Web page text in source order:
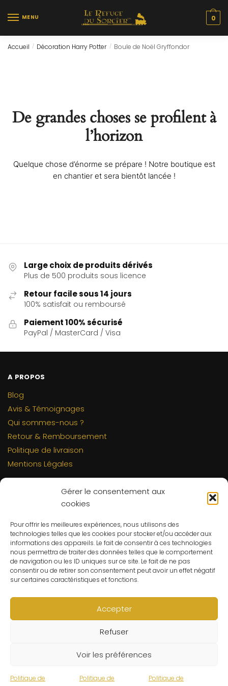
Gérer le consentement aux
cookies
Pour offrir les meilleures expériences, nous utilisons des
technologies telles que les cookies pour stocker et/ou accéder aux
informations des appareils. Le fait de consentir à ces technologies
nous permettra de traiter des données telles que le comportement
de navigation ou les ID uniques sur ce site. Le fait de ne pas
consentir ou de retirer son consentement peut avoir un effet négatif
sur certaines caractéristiques et fonctions.
Accepter
Refuser
Voir les préférences
Politique de Politique de Politique de
MENU 0
Accueil / Décoration Harry Potter / Boule de Noël Gryffondor
De grandes choses se profilent à
l’horizon
Quelque chose d’énorme se prépare ! Notre boutique est
en chantier et sera bientôt lancée !
Large choix de produits dérivés
Plus de 500 produits sous licence
Retour facile sous 14 jours
100% satisfait ou remboursé
Paiement 100% sécurisé
PayPal / MasterCard / Visa
A PROPOS
Blog
Avis & Témoignages
Qui sommes-nous ?
Retour & Remboursement
Politique de livraison
Mentions Légales
Contact
C.G.V
Suivre ma commande
CONTACT
Un problème ? Une question ? Le Refuge du Sorcier™ est
à votre disposition 7j/7 et 24h/24.
Notre règle d’or ? Un client 100% satisfait.
© Le Refuge du Sorcier™